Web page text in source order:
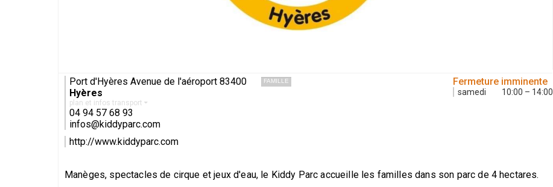
Port d'Hyères Avenue de l'aéroport 83400
Hyères
plan et infos transport
04 94 57 68 93
infos@kiddyparc.com
http://www.kiddyparc.com
FAMILLE Fermeture imminente
samedi 10:00 – 14:00
Manèges, spectacles de cirque et jeux d'eau, le Kiddy Parc accueille les familles dans son parc de 4 hectares.